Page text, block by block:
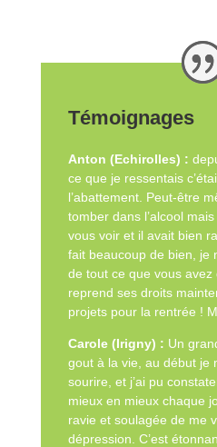
Témoignages
Anton (Echirolles) :
ce que je ressentais
l’abattement. Peut-être
tomber dans l’alcool
vous voir et il avait bien
fait beaucoup de bien, je
de tout ce que vous avez
reprend ses droits
projets pour la rentrée !
Carole (Irigny) : Un
gout à la vie, au début je
sourire, et j’ai pu
mieux en mieux chaque
ravie et soulagée de me
dépression. C’est